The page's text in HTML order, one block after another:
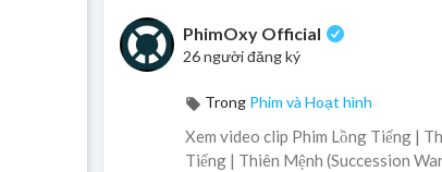
PhimOxy Official
26 người đăng ký
Trong Phim và Hoạt hình
Xem video clip Phim Lồng Tiếng |
Tiếng | Thiên Mệnh (Succession